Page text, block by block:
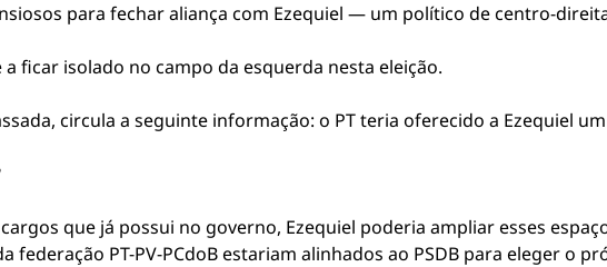
para fechar aliança com Ezequiel — um político de centro-
a ficar isolado no campo da esquerda nesta eleição.
circula a seguinte informação: o PT teria oferecido a Ezequiel
que já possui no governo, Ezequiel poderia ampliar esses
federação PT-PV-PCdoB estariam alinhados ao PSDB para eleger o